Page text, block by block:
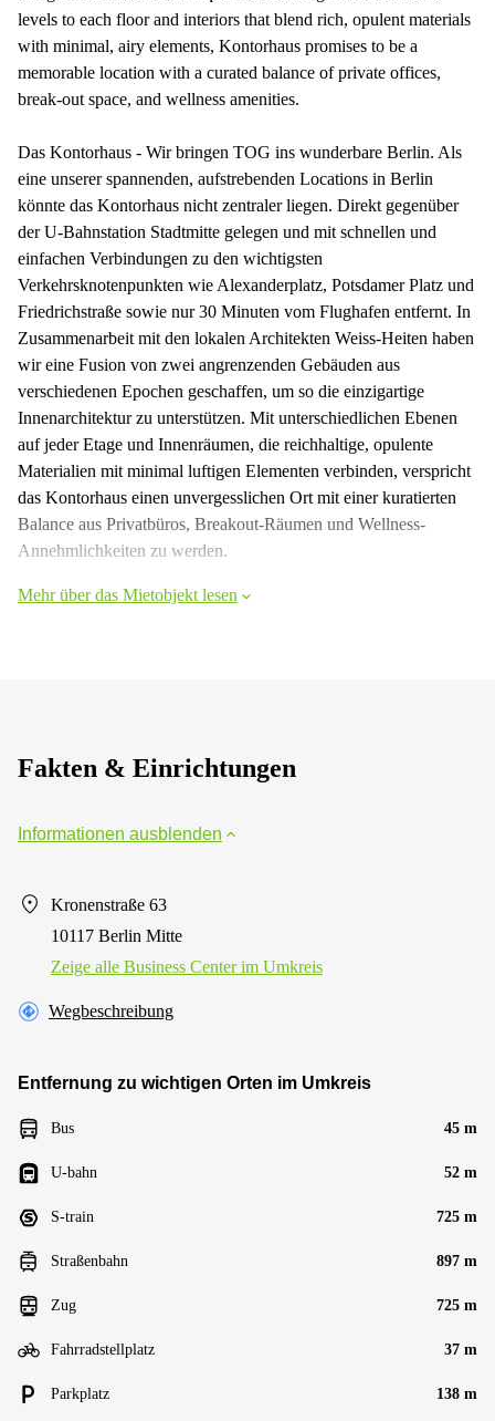
levels to each floor and interiors that blend rich, opulent materials
with minimal, airy elements, Kontorhaus promises to be a
memorable location with a curated balance of private offices,
break-out space, and wellness amenities.
Das Kontorhaus - Wir bringen TOG ins wunderbare Berlin. Als
eine unserer spannenden, aufstrebenden Locations in Berlin
könnte das Kontorhaus nicht zentraler liegen. Direkt gegenüber
der U-Bahnstation Stadtmitte gelegen und mit schnellen und
einfachen Verbindungen zu den wichtigsten
Verkehrsknotenpunkten wie Alexanderplatz, Potsdamer Platz und
Friedrichstraße sowie nur 30 Minuten vom Flughafen entfernt. In
Zusammenarbeit mit den lokalen Architekten Weiss-Heiten haben
wir eine Fusion von zwei angrenzenden Gebäuden aus
verschiedenen Epochen geschaffen, um so die einzigartige
Innenarchitektur zu unterstützen. Mit unterschiedlichen Ebenen
auf jeder Etage und Innenräumen, die reichhaltige, opulente
Materialien mit minimal luftigen Elementen verbinden, verspricht
das Kontorhaus einen unvergesslichen Ort mit einer kuratierten
Balance aus Privatbüros, Breakout-Räumen und Wellness-
Annehmlichkeiten zu werden.
Mehr über das Mietobjekt lesen
Fakten & Einrichtungen
Informationen ausblenden
Kronenstraße 63
10117 Berlin Mitte
Zeige alle Business Center im Umkreis
Wegbeschreibung
Entfernung zu wichtigen Orten im Umkreis
Bus 45 m
U-bahn 52 m
S-train 725 m
Straßenbahn 897 m
Zug 725 m
Fahrradstellplatz 37 m
Parkplatz 138 m